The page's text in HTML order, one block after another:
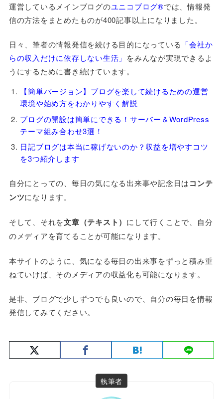
運営しているメインブログのユニコブログ®では、情報発
信の方法をまとめたものが400記事以上になりました。
日々、筆者の情報発信を続ける目的になっている 「会社か
らの収入だけに依存しない生活」 をみんなが実現できるよ
うにするために書き続けています。
【簡単バージョン】ブログを楽して続けるための運営
環境や始め方をわかりやすく解説
ブログの開設は簡単にできる！サーバー＆WordPress
テーマ組み合わせ3選！
日記ブログは本当に稼げないのか？収益を増やすコツ
を3つ紹介します
自分にとっての、毎日の気になる出来事や記念日はコンテ
ンツになります。
そして、それを文章（テキスト） にして行くことで、自分
のメディアを育てることが可能になります。
本サイトのように、気になる毎日の出来事をずっと積み重
ねていけば、そのメディアの収益化も可能になります。
是非、ブログで少しずつでも良いので、自分の毎日を情報
発信してみてください。
執筆者